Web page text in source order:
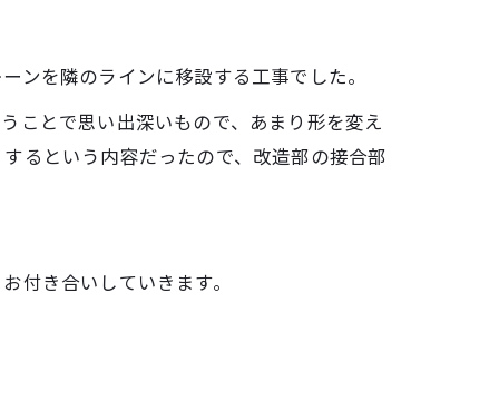
ンを隣のラインに移設する工事でした。
ことで思い出深いもので、あまり形を変え
るという内容だったので、改造部の接合部
付き合いしていきます。